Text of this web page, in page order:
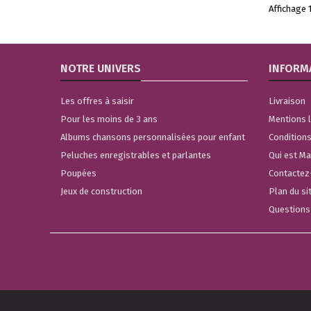
Affichage
NOTRE UNIVERS
Les offres à saisir
Pour les moins de 3 ans
Albums chansons personnalisées pour enfant
Peluches enregistrables et parlantes
Poupées
Jeux de construction
Livraison
Mentions
Qui est
Plan du